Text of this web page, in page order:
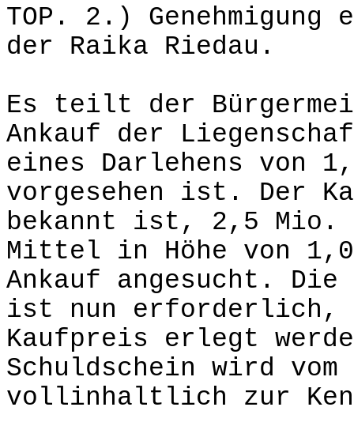
TOP. 2.)
der Raika Riedau.
Es teilt der
Ankauf der
eines Darlehens von
vorgesehen ist. Der
bekannt ist, 2,5 Mio.
Mittel in Höhe von
Ankauf angesucht. Die
ist nun erforderlich,
Kaufpreis erlegt
Schuldschein wird
vollinhaltlich zur